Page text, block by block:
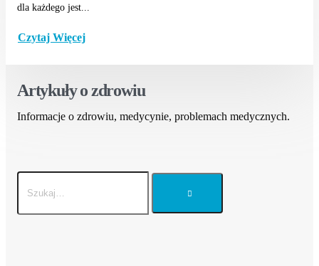
dla każdego jest...
Czytaj Więcej
Artykuły o zdrowiu
Informacje o zdrowiu, medycynie, problemach medycznych.